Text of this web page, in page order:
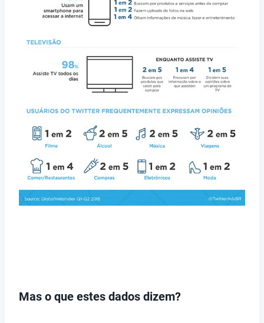
Mas o que estes dados dizem?